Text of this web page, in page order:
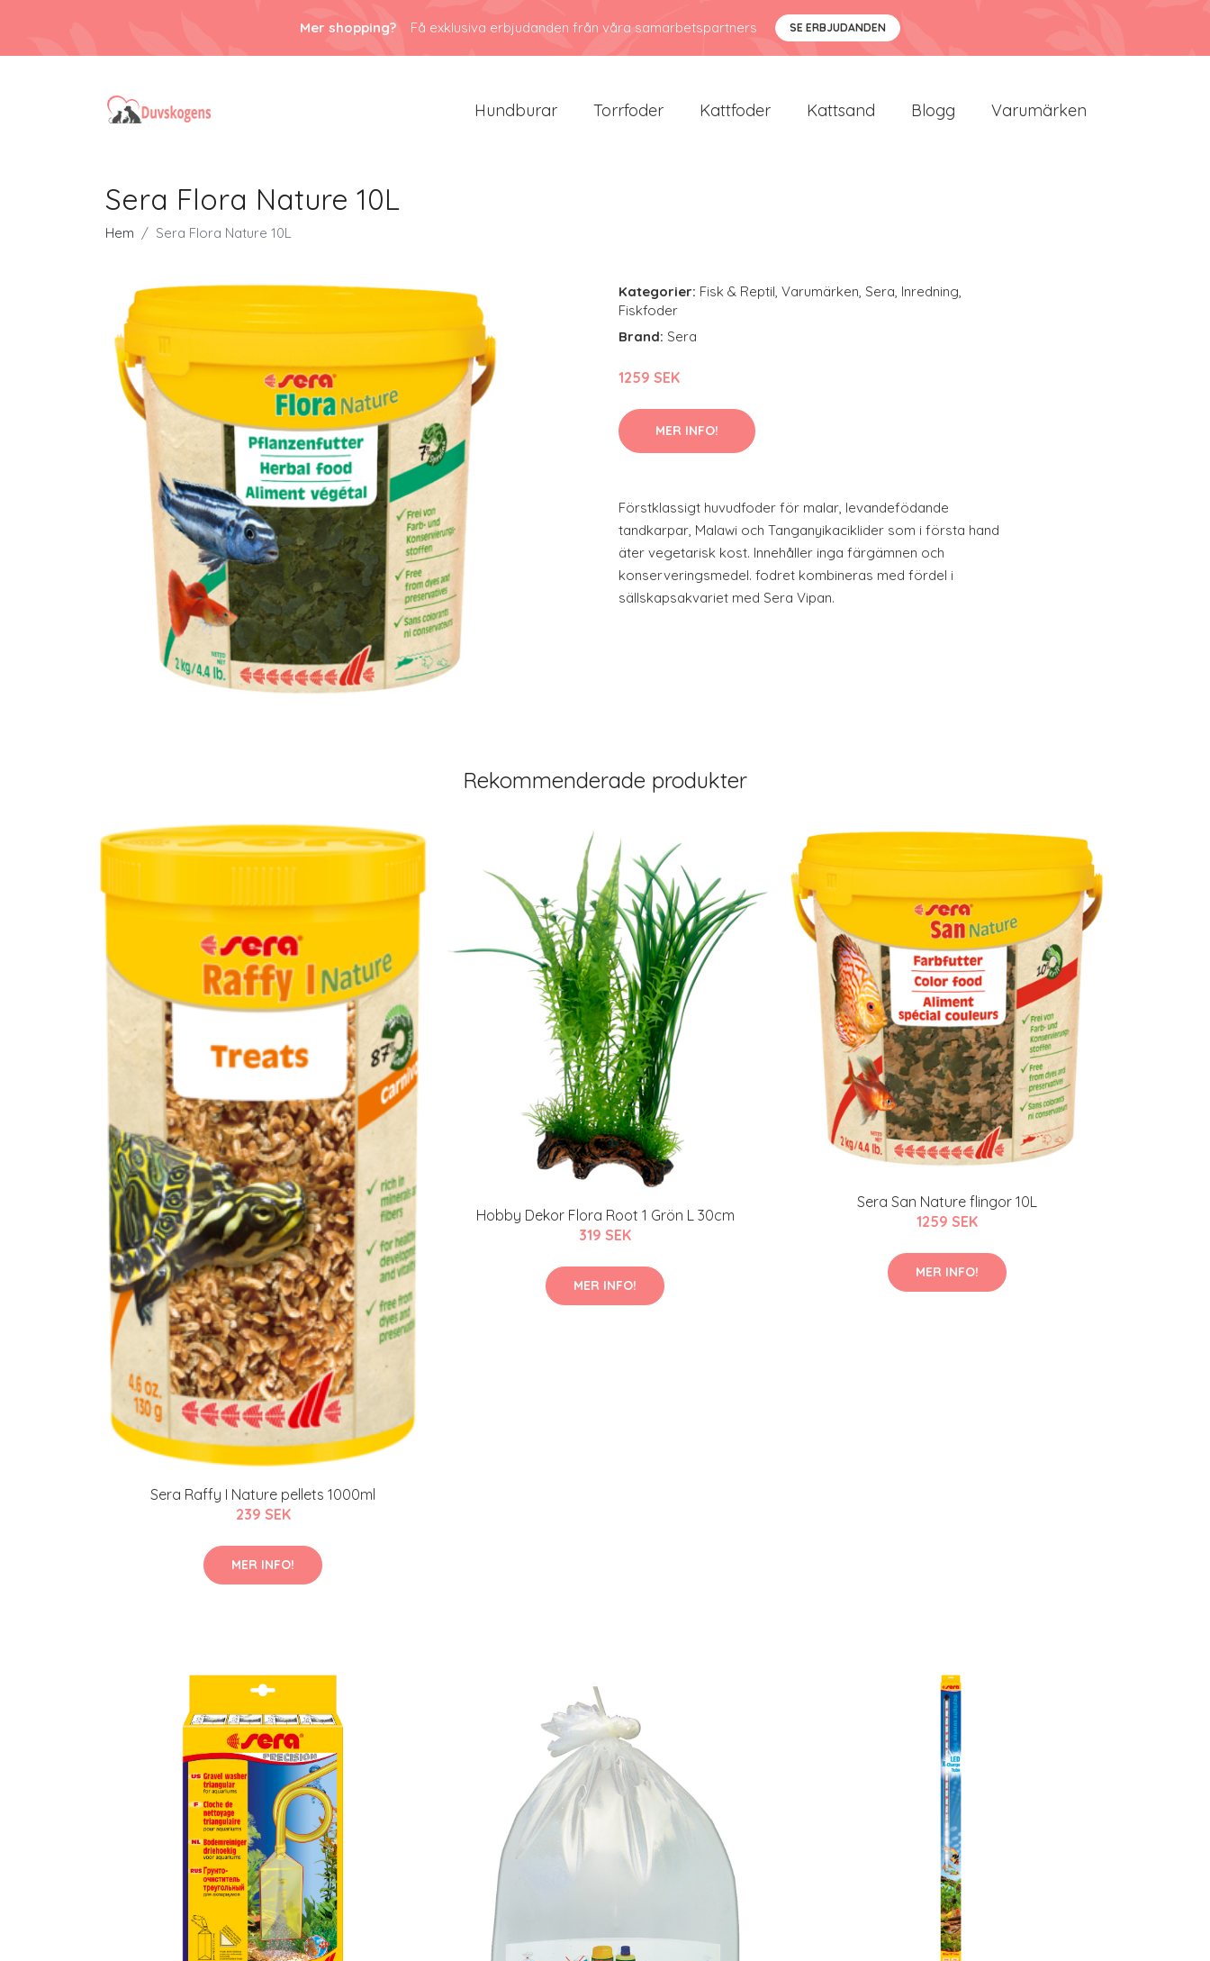
Mer shopping? Få exklusiva erbjudanden från våra samarbetspartners SE ERBJUDANDEN
Hundburar Torrfoder Kattfoder Kattsand Blogg Varumärken
Sera Flora Nature 10L
Hem Sera Flora Nature 10L
Kategorier: Fisk & Reptil, Varumärken, Sera, Inredning,
Fiskfoder
Brand: Sera
1259 SEK
MER INFO!
Förstklassigt huvudfoder för malar, levandefödande
tandkarpar, Malawi och Tanganyikaciklider som i första hand
äter vegetarisk kost. Innehåller inga färgämnen och
konserveringsmedel. fodret kombineras med fördel i
sällskapsakvariet med Sera Vipan.
Rekommenderade produkter
Sera Raffy I Nature pellets 1000ml
239 SEK
MER INFO!
Hobby Dekor Flora Root 1 Grön L 30cm
319 SEK
MER INFO!
Sera San Nature flingor 10L
1259 SEK
MER INFO!